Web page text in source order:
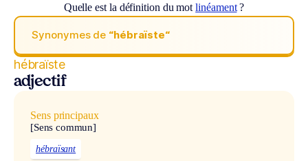
Quelle est la définition du motlinéament?
Synonymes de “hébraïste“
hébraïste
adjectif
Sens principaux
[Sens commun]
hébraïsant